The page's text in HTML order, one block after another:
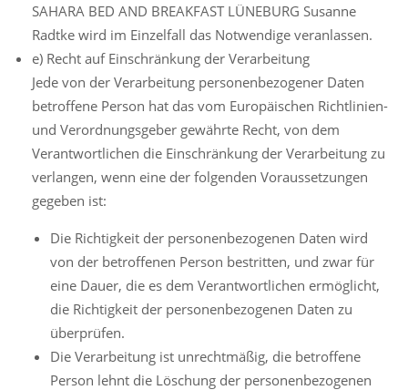
SAHARA BED AND BREAKFAST LÜNEBURG Susanne
Radtke wird im Einzelfall das Notwendige veranlassen.
e) Recht auf Einschränkung der Verarbeitung
Jede von der Verarbeitung personenbezogener Daten
betroffene Person hat das vom Europäischen Richtlinien-
und Verordnungsgeber gewährte Recht, von dem
Verantwortlichen die Einschränkung der Verarbeitung zu
verlangen, wenn eine der folgenden Voraussetzungen
gegeben ist:
Die Richtigkeit der personenbezogenen Daten wird
von der betroffenen Person bestritten, und zwar für
eine Dauer, die es dem Verantwortlichen ermöglicht,
die Richtigkeit der personenbezogenen Daten zu
überprüfen.
Die Verarbeitung ist unrechtmäßig, die betroffene
Person lehnt die Löschung der personenbezogenen